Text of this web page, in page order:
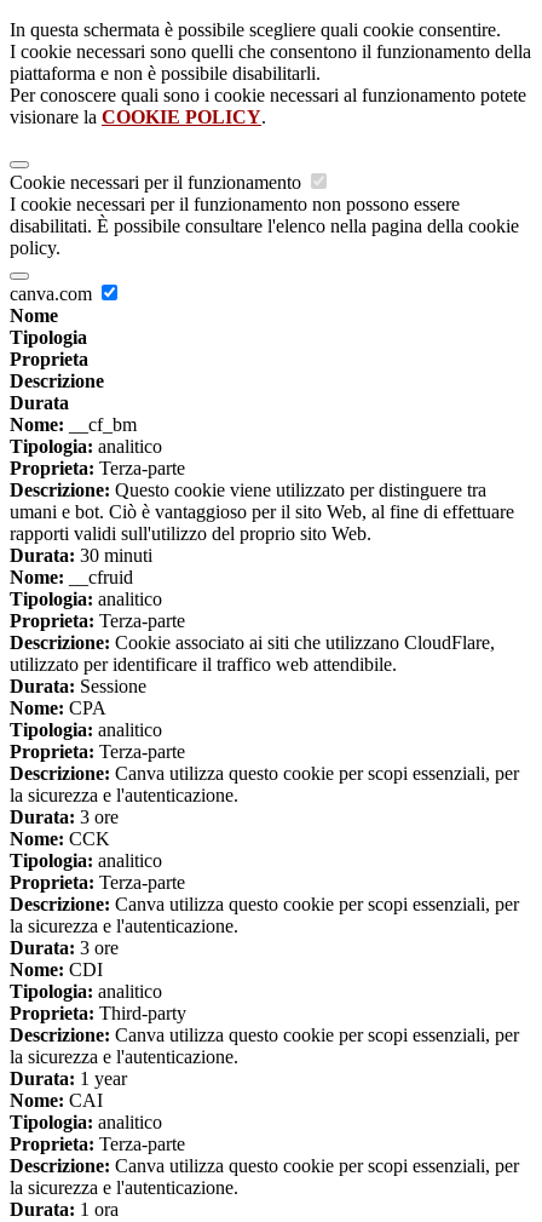
In questa schermata è possibile scegliere quali cookie consentire.
I cookie necessari sono quelli che consentono il funzionamento della
piattaforma e non è possibile disabilitarli.
Per conoscere quali sono i cookie necessari al funzionamento potete
visionare la COOKIE POLICY.
Cookie necessari per il funzionamento
I cookie necessari per il funzionamento non possono essere
disabilitati. È possibile consultare l'elenco nella pagina della cookie
policy.
canva.com
Nome
Tipologia
Proprieta
Descrizione
Durata
Nome: __cf_bm
Tipologia: analitico
Proprieta: Terza-parte
Descrizione: Questo cookie viene utilizzato per distinguere tra
umani e bot. Ciò è vantaggioso per il sito Web, al fine di effettuare
rapporti validi sull'utilizzo del proprio sito Web.
Durata: 30 minuti
Nome: __cfruid
Tipologia: analitico
Proprieta: Terza-parte
Descrizione: Cookie associato ai siti che utilizzano CloudFlare,
utilizzato per identificare il traffico web attendibile.
Durata: Sessione
Nome: CPA
Tipologia: analitico
Proprieta: Terza-parte
Descrizione: Canva utilizza questo cookie per scopi essenziali, per
la sicurezza e l'autenticazione.
Durata: 3 ore
Nome: CCK
Tipologia: analitico
Proprieta: Terza-parte
Descrizione: Canva utilizza questo cookie per scopi essenziali, per
la sicurezza e l'autenticazione.
Durata: 3 ore
Nome: CDI
Tipologia: analitico
Proprieta: Third-party
Descrizione: Canva utilizza questo cookie per scopi essenziali, per
la sicurezza e l'autenticazione.
Durata: 1 year
Nome: CAI
Tipologia: analitico
Proprieta: Terza-parte
Descrizione: Canva utilizza questo cookie per scopi essenziali, per
la sicurezza e l'autenticazione.
Durata: 1 ora